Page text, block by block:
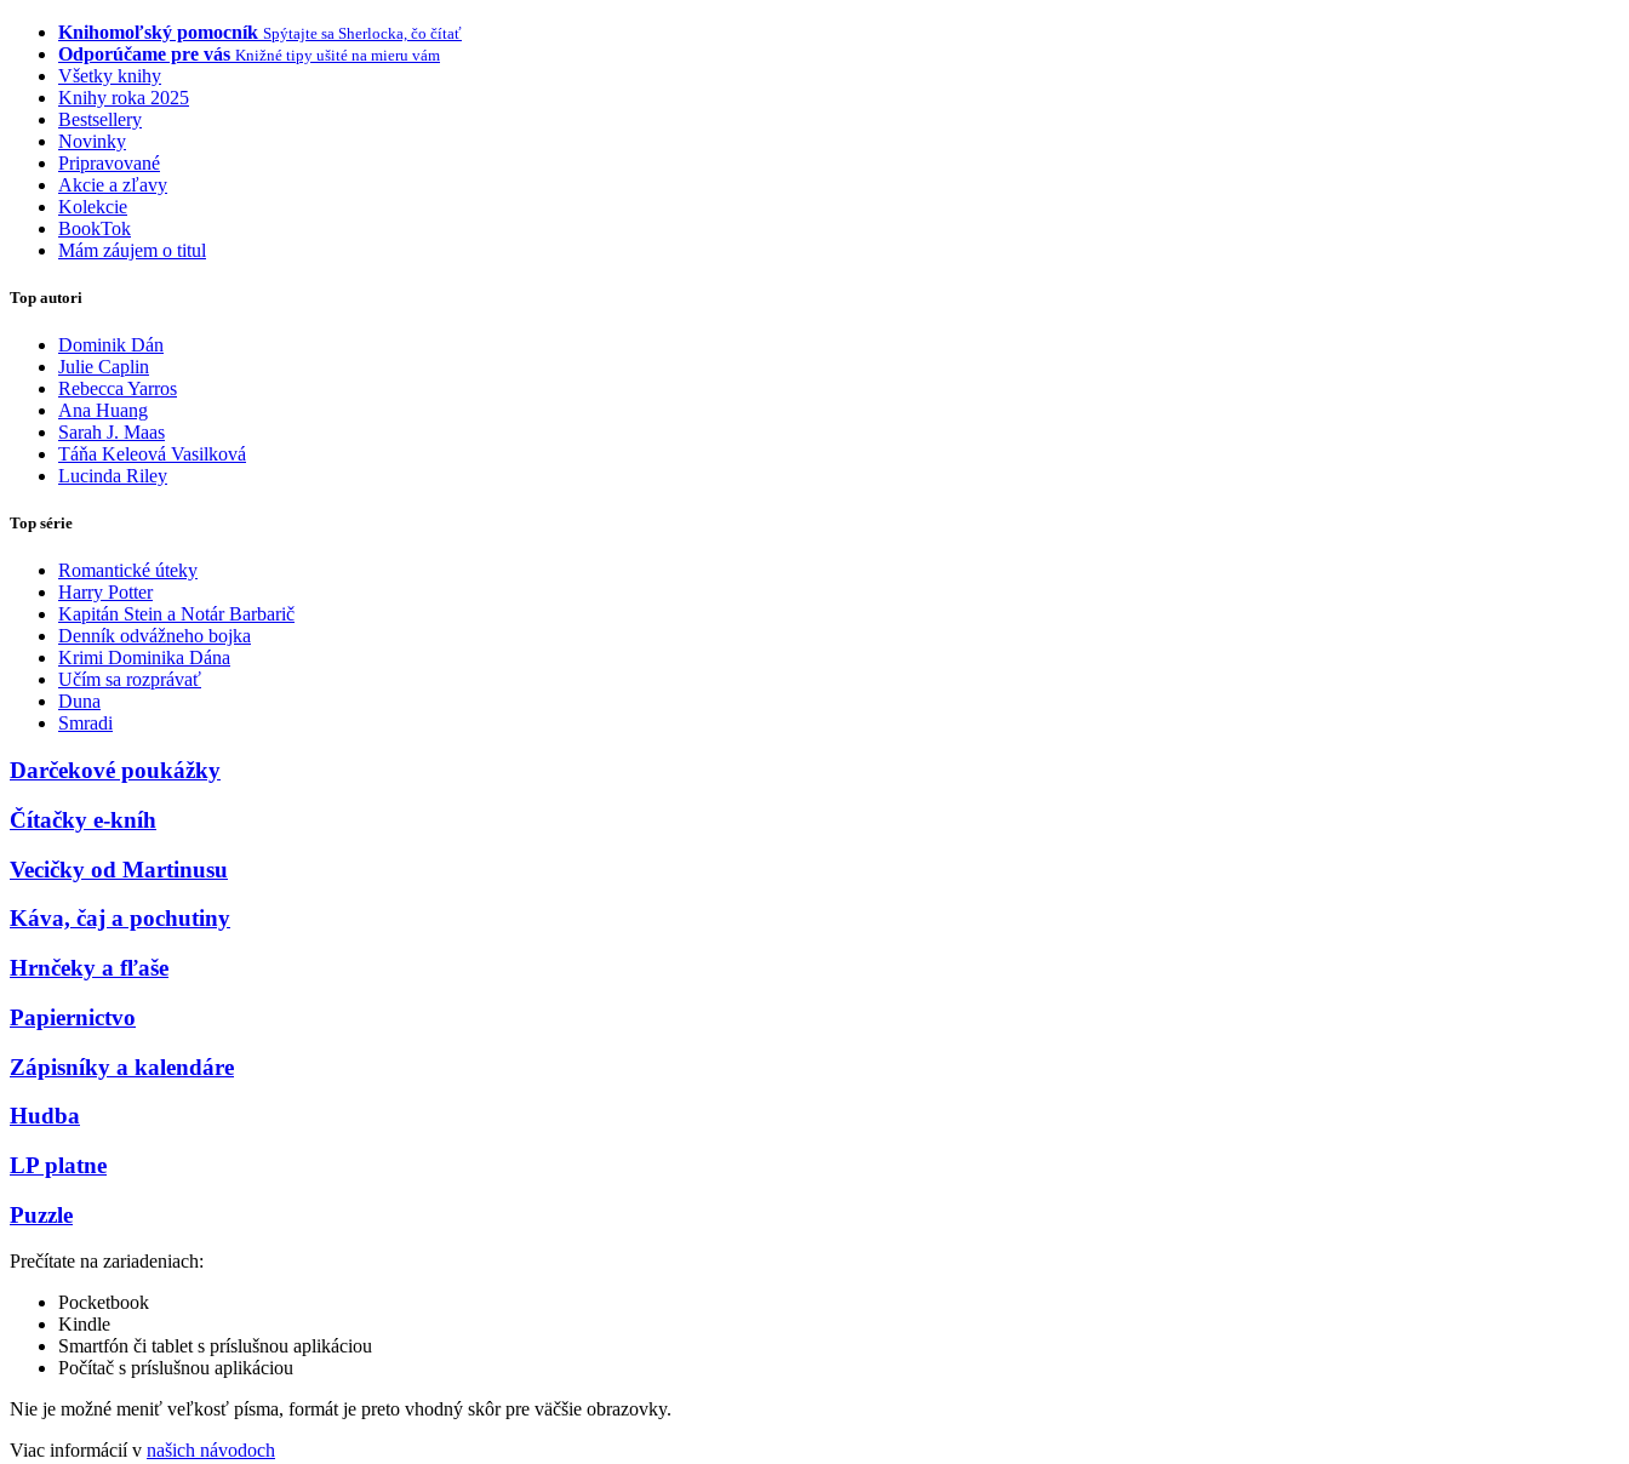
Knihomoľský pomocník Spýtajte sa Sherlocka, čo čítať
Odporúčame pre vás Knižné tipy ušité na mieru vám
Všetky knihy
Knihy roka 2025
Bestsellery
Novinky
Pripravované
Akcie a zľavy
Kolekcie
BookTok
Mám záujem o titul
Top autori
Dominik Dán
Julie Caplin
Rebecca Yarros
Ana Huang
Sarah J. Maas
Táňa Keleová Vasilková
Lucinda Riley
Top série
Romantické úteky
Harry Potter
Kapitán Stein a Notár Barbarič
Denník odvážneho bojka
Krimi Dominika Dána
Učím sa rozprávať
Duna
Smradi
Darčekové poukážky
Čítačky e-kníh
Vecičky od Martinusu
Káva, čaj a pochutiny
Hrnčeky a fľaše
Papiernictvo
Zápisníky a kalendáre
Hudba
LP platne
Puzzle
Prečítate na zariadeniach:
Pocketbook
Kindle
Smartfón či tablet s príslušnou aplikáciou
Počítač s príslušnou aplikáciou
Nie je možné meniť veľkosť písma, formát je preto vhodný skôr pre väčšie obrazovky.
Viac informácií v našich návodoch